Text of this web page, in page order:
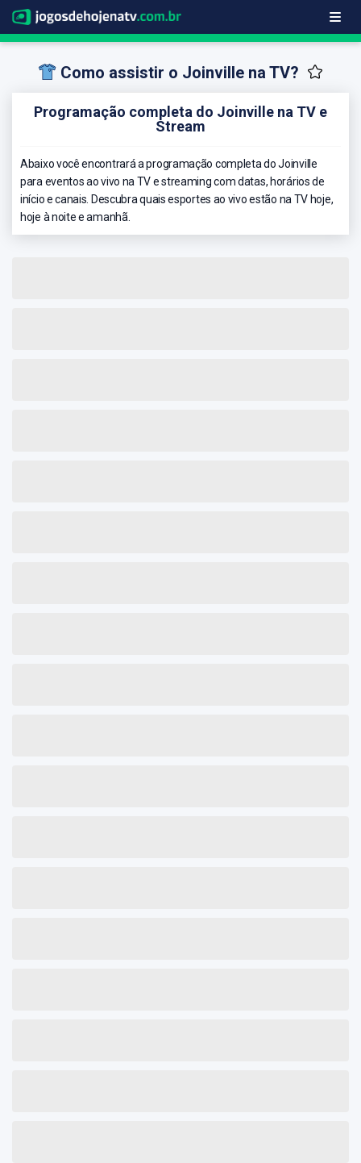
Como assistir o Joinville na TV?
Programação completa do Joinville na TV e
Stream
Abaixo você encontrará a programação completa do Joinville
para eventos ao vivo na TV e streaming com datas, horários de
início e canais. Descubra quais esportes ao vivo estão na TV hoje,
hoje à noite e amanhã.